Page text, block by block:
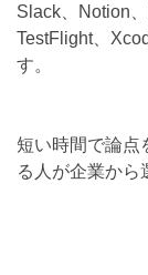
Slack、Notion
TestFlight、
す。
短い時間で論点
る人が企業から